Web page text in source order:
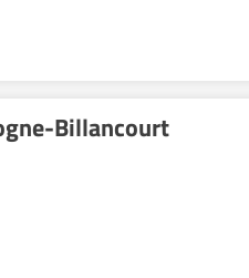
Billancourt